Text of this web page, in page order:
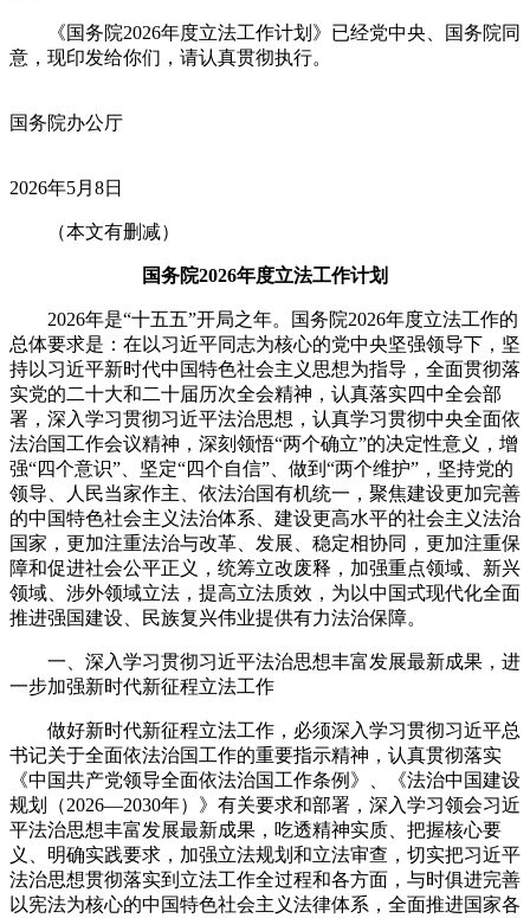
《国务院2026年度立法工作计划》已经党中央、国务院同
意，现印发给你们，请认真贯彻执行。
国务院办公厅
2026年5月8日
（本文有删减）
国务院2026年度立法工作计划
2026年是“十五五”开局之年。国务院2026年度立法工作的
总体要求是：在以习近平同志为核心的党中央坚强领导下，坚
持以习近平新时代中国特色社会主义思想为指导，全面贯彻落
实党的二十大和二十届历次全会精神，认真落实四中全会部
署，深入学习贯彻习近平法治思想，认真学习贯彻中央全面依
法治国工作会议精神，深刻领悟“两个确立”的决定性意义，增
强“四个意识”、坚定“四个自信”、做到“两个维护”，坚持党的
领导、人民当家作主、依法治国有机统一，聚焦建设更加完善
的中国特色社会主义法治体系、建设更高水平的社会主义法治
国家，更加注重法治与改革、发展、稳定相协同，更加注重保
障和促进社会公平正义，统筹立改废释，加强重点领域、新兴
领域、涉外领域立法，提高立法质效，为以中国式现代化全面
推进强国建设、民族复兴伟业提供有力法治保障。
一、深入学习贯彻习近平法治思想丰富发展最新成果，进
一步加强新时代新征程立法工作
做好新时代新征程立法工作，必须深入学习贯彻习近平总
书记关于全面依法治国工作的重要指示精神，认真贯彻落实
《中国共产党领导全面依法治国工作条例》、《法治中国建设
规划（2026—2030年）》有关要求和部署，深入学习领会习近
平法治思想丰富发展最新成果，吃透精神实质、把握核心要
义、明确实践要求，加强立法规划和立法审查，切实把习近平
法治思想贯彻落实到立法工作全过程和各方面，与时俱进完善
以宪法为核心的中国特色社会主义法律体系，全面推进国家各